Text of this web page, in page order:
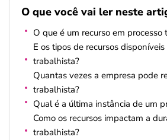
O que você vai ler neste
O que é um recurso em processo
E os tipos de recursos
trabalhista?
Quantas vezes a empresa pode
trabalhista?
Qual é a última instância de um
Como os recursos impactam a
trabalhista?